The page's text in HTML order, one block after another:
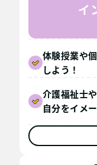
イ
体験授業や
しよう！
介護福祉士
自分をイメ